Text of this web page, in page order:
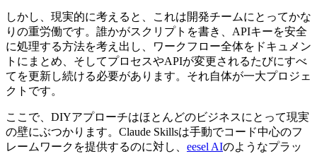
しかし、現実的に考えると、これは開発チームにとってかな
りの重労働です。誰かがスクリプトを書き、APIキーを安全
に処理する方法を考え出し、ワークフロー全体をドキュメン
トにまとめ、そしてプロセスやAPIが変更されるたびにすべ
てを更新し続ける必要があります。それ自体が一大プロジェ
クトです。
ここで、DIYアプローチはほとんどのビジネスにとって現実
の壁にぶつかります。Claude Skillsは手動でコード中心のフ
レームワークを提供するのに対し、 eesel AIのようなプラッ